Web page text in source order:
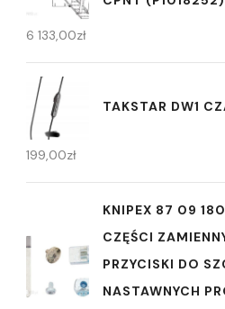
6 133,00zł
TAKSTAR DW1
199,00zł
KNIPEX 87 09
CZĘŚCI
PRZYCISKI DO
NASTAWNYCH